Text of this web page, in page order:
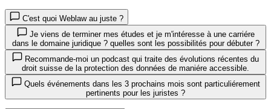
C'est quoi Weblaw au juste ?
Je viens de terminer mes études et je m'intéresse à une carriére
dans le domaine juridique ? quelles sont les possibilités pour débuter ?
droit suisse de la protection des données de maniére accessible.
Quels événements dans les 3 prochains mois sont particuliérement
pertinents pour les juristes ?